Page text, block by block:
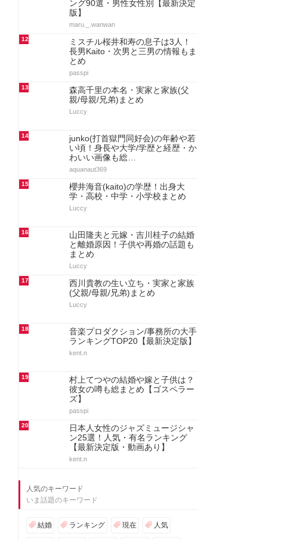
ング90選・男性女性別【最新決定
版】
maru._.wanwan
12
ミスチル桜井和寿の息子は3人！
長男Kaito・次男と三男の情報もま
とめ
passpi
13
森高千里の本名・実家と家族(父
親/母親/兄弟)まとめ
Luccy
14
junko(打首獄門同好会)の年齢や若
い頃！身長や大学/学歴と経歴・か
わいい画像も総…
aquanaut369
15
櫻井海音(kaito)の学歴！出身大
学・高校・中学・小学校まとめ
Luccy
16
山田隆夫と元嫁・吉川桂子の結婚
と離婚原因！子供や再婚の話題も
まとめ
Luccy
17
西川貴教の生い立ち・実家と家族
(父親/母親/兄弟)まとめ
Luccy
18
音楽プロダクション/事務所の大手
ランキングTOP20【最新決定版】
kent.n
19
村上てつやの結婚や嫁と子供は？
彼女の噂も総まとめ【ゴスペラー
ズ】
passpi
20
日本人女性のジャズミュージシャ
ン25選！人気・有名ランキング
【最新決定版・動画あり】
kent.n
人気のキーワード
いま話題のキーワード
結婚 ランキング 現在 人気